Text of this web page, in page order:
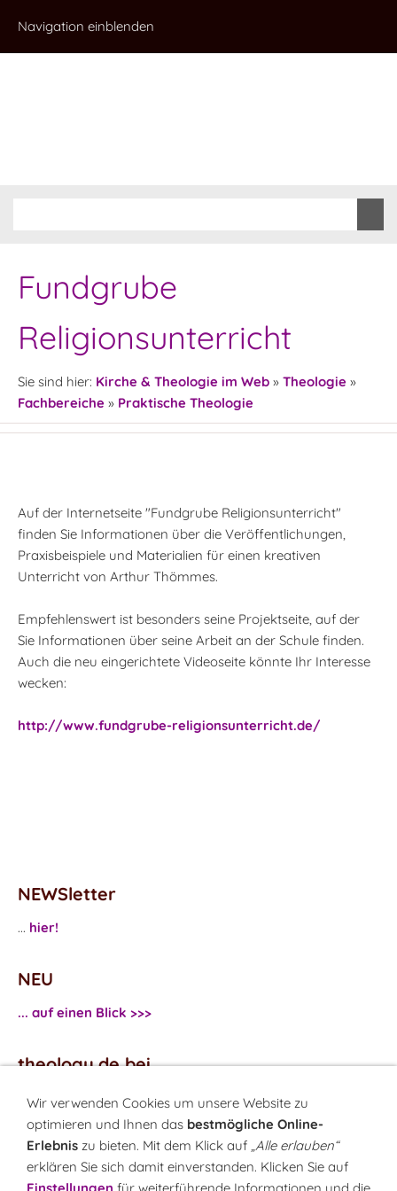
Navigation einblenden
Fundgrube
Religionsunterricht
Sie sind hier: Kirche & Theologie im Web » Theologie »
Fachbereiche » Praktische Theologie
Auf der Internetseite "Fundgrube Religionsunterricht"
finden Sie Informationen über die Veröffentlichungen,
Praxisbeispiele und Materialien für einen kreativen
Unterricht von Arthur Thömmes.
Empfehlenswert ist besonders seine Projektseite, auf der
Sie Informationen über seine Arbeit an der Schule finden.
Auch die neu eingerichtete Videoseite könnte Ihr Interesse
wecken:
http://www.fundgrube-religionsunterricht.de/
NEWSletter
... hier!
NEU
... auf einen Blick >>>
theology.de bei
...Facebook
...Twitter
Monatsrätsel
Wir verwenden Cookies um unsere Website zu
optimieren und Ihnen das bestmögliche Online-
Erlebnis zu bieten. Mit dem Klick auf „Alle erlauben“
erklären Sie sich damit einverstanden. Klicken Sie auf